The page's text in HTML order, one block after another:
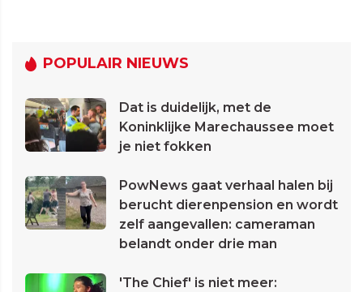
POPULAIR NIEUWS
Dat is duidelijk, met de
Koninklijke Marechaussee moet
je niet fokken
PowNews gaat verhaal halen bij
berucht dierenpension en wordt
zelf aangevallen: cameraman
belandt onder drie man
'The Chief' is niet meer: